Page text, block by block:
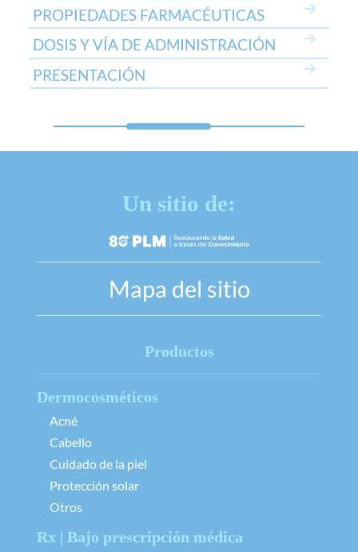
PROPIEDADES FARMACÉUTICAS
DOSIS Y VÍA DE ADMINISTRACIÓN
PRESENTACIÓN
Un sitio de:
Mapa del sitio
Productos
Dermocosméticos
Acné
Cabello
Cuidado de la piel
Protección solar
Otros
Rx | Bajo prescripción médica